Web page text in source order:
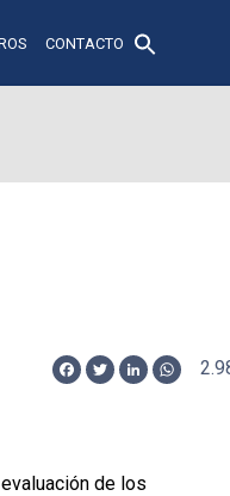
CONTACTO
Facebook
TwitterLinkedIn
de los